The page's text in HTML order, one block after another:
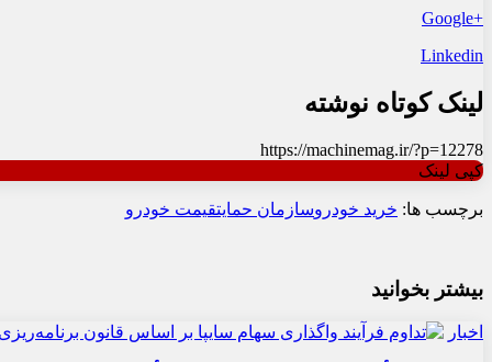
+Google
Linkedin
لینک کوتاه نوشته
https://machinemag.ir/?p=12278
کپی لینک
برچسب ها: خرید خودروسازمان حمایتقیمت خودرو
بیشتر بخوانید
اخبار